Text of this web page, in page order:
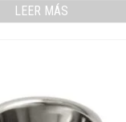
LEER MÁS